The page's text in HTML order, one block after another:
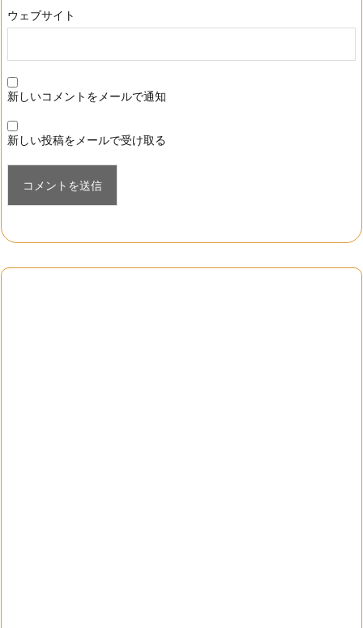
ウェブサイト
新しいコメントをメールで通知
新しい投稿をメールで受け取る